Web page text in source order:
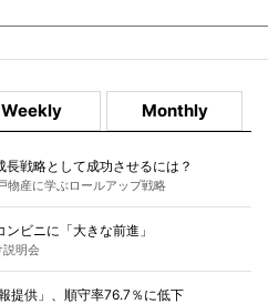
Weekly Monthly
戦略として成功させるには？
物産に学ぶロールアップ戦略
ビニに「大きな前進」
説明会
提供」、順守率76.7％に低下